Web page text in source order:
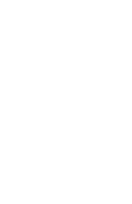
AREA